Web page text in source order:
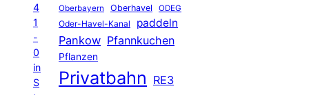
4
1
-
0
in
S
Oberbayern Oberhavel ODEG
Oder-Havel-Kanal paddeln
Pankow Pfannkuchen
Pflanzen
Privatbahn RE3